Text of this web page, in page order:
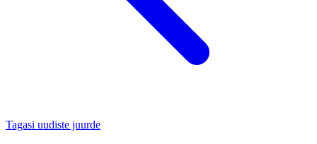
Tagasi uudiste juurde